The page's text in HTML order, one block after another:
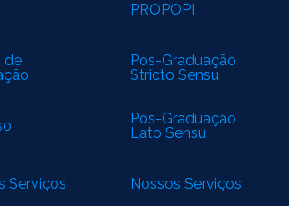
de
Serviços
PROPOPI
Pós-Graduação
Stricto Sensu
Pós-Graduação
Lato Sensu
Nossos Serviços